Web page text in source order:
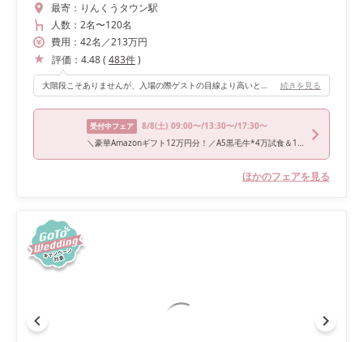
最寄： りんくうタウン駅
人数： 2名〜120名
費用： 42名 ／213万円
評価： 4.48( 483件)
大階段こそありませんが、入場の際ゲストの目線より高いところから入ることができるテラスがあり、扉が開いたときはゲストひとりひとりの顔を見渡すことが出来たので良かったです。 また披露宴会場からガーデンは直結で、カーテンを開けるととても開放感があります。どの席からも外の緑が見えて、ナチュラルな雰囲気がグッと上がるのもオススメポイントです。 高砂席はソファ席かテーブル席が選べるのはもちろん、式場にもともとある装飾がしっかりしているので、自分たちで用意するものはありませんでした。式場の装飾は使用するかしないか選べるので、こだわりの装飾に変えることもできます◎ 続きを見る
受付中フェア 8/8(土) 09:00〜/13:30〜/17:30〜
＼豪華Amazonギフト12万円分！／A5黒毛牛*4万試食＆140万特典◇ALL演出体験
ほかのフェアを見る